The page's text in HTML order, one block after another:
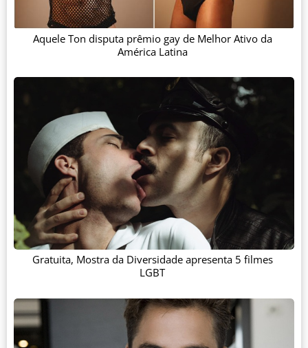
Aquele Ton disputa prêmio gay de Melhor Ativo da
América Latina
Gratuita, Mostra da Diversidade apresenta 5 filmes
LGBT